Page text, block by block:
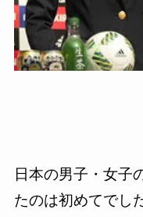
日本の男子・女子
たのは初めてでし